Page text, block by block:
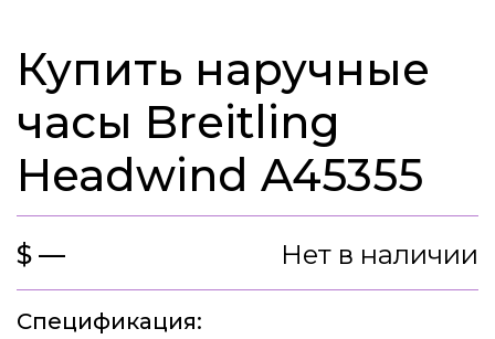
Купить наручные
часы Breitling
Headwind A45355
$ — Нет в наличии
Спецификация: